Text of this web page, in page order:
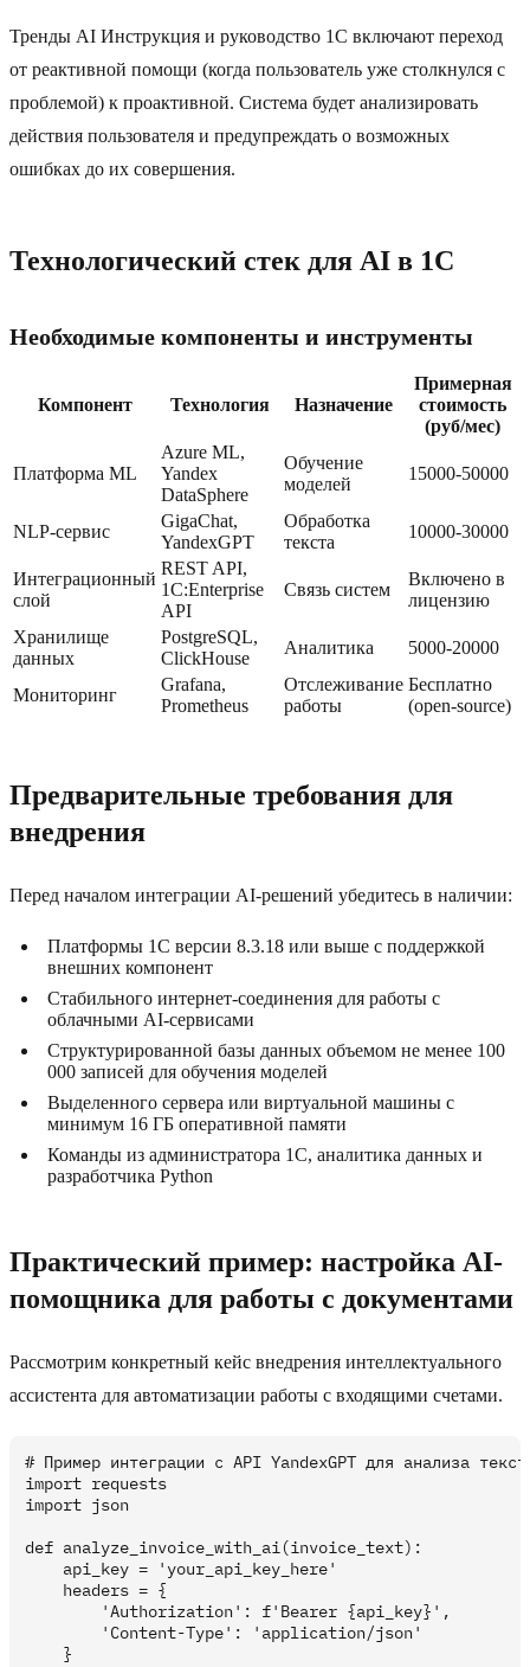
Тренды AI Инструкция и руководство 1C включают переход
от реактивной помощи (когда пользователь уже столкнулся с
проблемой) к проактивной. Система будет анализировать
действия пользователя и предупреждать о возможных
ошибках до их совершения.
Технологический стек для AI в 1C
Необходимые компоненты и инструменты
Компонент Технология Назначение
Примерная
стоимость
(руб/мес)
Платформа ML
Azure ML,
Yandex
DataSphere
Обучение
моделей
15000-50000
NLP-сервис
GigaChat,
YandexGPT
Обработка
текста
10000-30000
Интеграционный
слой
REST API,
1C:Enterprise
API
Связь систем
Включено в
лицензию
Хранилище
данных
PostgreSQL,
ClickHouse
Аналитика 5000-20000
Мониторинг
Grafana,
Prometheus
Отслеживание
работы
Бесплатно
(open-source)
Предварительные требования для
внедрения
Перед началом интеграции AI-решений убедитесь в наличии:
Платформы 1C версии 8.3.18 или выше с поддержкой
внешних компонент
Стабильного интернет-соединения для работы с
облачными AI-сервисами
Структурированной базы данных объемом не менее 100
000 записей для обучения моделей
Выделенного сервера или виртуальной машины с
минимум 16 ГБ оперативной памяти
Команды из администратора 1C, аналитика данных и
разработчика Python
Практический пример: настройка AI-
помощника для работы с документами
Рассмотрим конкретный кейс внедрения интеллектуального
ассистента для автоматизации работы с входящими счетами.
# Пример интеграции с API YandexGPT для анализа
import requests
import json
def analyze_invoice_with_ai(invoice_text):
    api_key = 'your_api_key_here'
    headers = {
        'Authorization': f'Bearer {api_key}',
        'Content-Type': 'application/json'
    }